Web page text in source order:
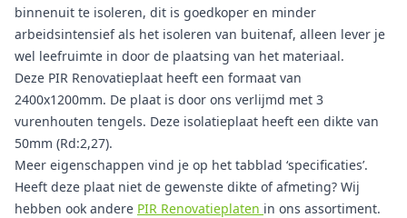
binnenuit te isoleren, dit is goedkoper en minder
arbeidsintensief als het isoleren van buitenaf, alleen lever je
wel leefruimte in door de plaatsing van het materiaal.
Deze PIR Renovatieplaat heeft een formaat van
2400x1200mm. De plaat is door ons verlijmd met 3
vurenhouten tengels. Deze isolatieplaat heeft een dikte van
50mm (Rd:2,27).
Meer eigenschappen vind je op het tabblad ‘specificaties’.
Heeft deze plaat niet de gewenste dikte of afmeting? Wij
hebben ook andere PIR Renovatieplaten in ons assortiment.